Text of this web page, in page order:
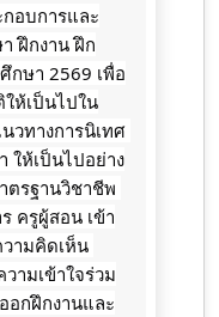
อบการและ
ฝึกงาน ฝึก
กษา 2569 เพื่อ
ห้เป็นไปใน
วทางการนิเทศ
ให้เป็นไปอย่าง
ตรฐานวิชาชีพ
ครูผู้สอน เข้า
ามคิดเห็น
ามเข้าใจร่วม
อกฝึกงานและ